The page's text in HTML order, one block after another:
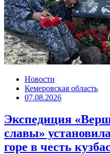
Новости
Кемеровская область
07.08.2026
Экспедиция
славы»
горе в честь